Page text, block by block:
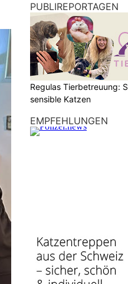
PUBLIREPORTAGEN
Regulas Tierbetreuung:
sensible Katzen
EMPFEHLUNGEN